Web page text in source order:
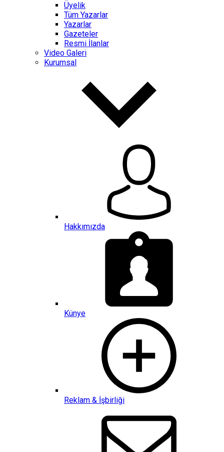
Üyelik
Tüm Yazarlar
Yazarlar
Gazeteler
Resmi İlanlar
Video Galeri
Kurumsal
Hakkımızda
Künye
Reklam & İşbirliği